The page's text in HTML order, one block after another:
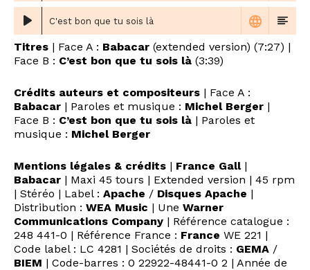
C'est bon que tu sois là
Titres | Face A : Babacar (extended version) (7:27) |
Face B : C’est bon que tu sois là (3:39)
Crédits auteurs et compositeurs | Face A :
Babacar | Paroles et musique : Michel Berger |
Face B : C’est bon que tu sois là | Paroles et
musique : Michel Berger
Mentions légales & crédits | France Gall|
Babacar | Maxi 45 tours | Extended version | 45 rpm
| Stéréo | Label : Apache / Disques Apache |
Distribution : WEA Music | Une Warner
Communications Company | Référence catalogue :
248 441-0 | Référence France : France WE 221 |
Code label : LC 4281 | Sociétés de droits : GEMA /
BIEM | Code-barres : 0 22922-48441-0 2 | Année de